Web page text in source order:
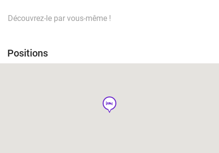
Découvrez-le par vous-même !
Positions
hotel